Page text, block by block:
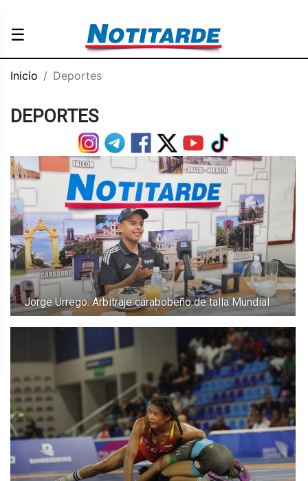
☰
Inicio Deportes
DEPORTES
Jorge Urrego: Arbitraje carabobeño de talla Mundial